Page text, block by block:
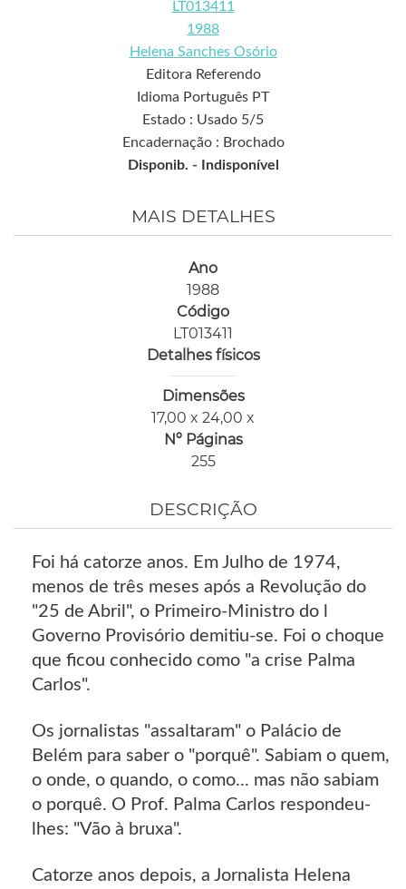
LT013411
1988
Helena Sanches Osório
Editora Referendo
Idioma Português PT
Estado : Usado 5/5
Encadernação : Brochado
Disponib. -
Indisponível
MAIS DETALHES
Ano
1988
Código
LT013411
Detalhes físicos
Dimensões
17,00 x 24,00 x
Nº Páginas
255
DESCRIÇÃO
Foi há catorze anos. Em Julho de 1974,
menos de três meses após a Revolução do
"25 de Abril", o Primeiro-Ministro do l
Governo Provisório demitiu-se. Foi o choque
que ficou conhecido como "a crise Palma
Carlos".
Os jornalistas "assaltaram" o Palácio de
Belém para saber o "porquê". Sabiam o quem,
o onde, o quando, o como... mas não sabiam
o porquê. O Prof. Palma Carlos respondeu-
lhes: "Vão à bruxa".
Catorze anos depois, a Jornalista Helena